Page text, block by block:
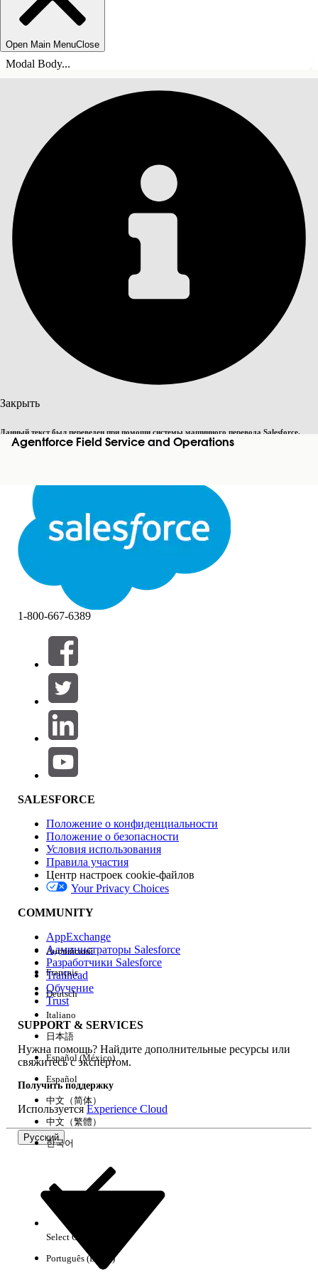
Open Main MenuClose
Modal Body...
Закрыть
Данный текст был переведен при помощи системы машинного перевода Salesforce.
Дополнительные сведения см.здесь .
Переключить на английский
Закрыть
Agentforce Field Service and Operations
СОДЕРЖАНИЕ
Фильтры (0)
ВЫБРАТЬ ФИЛЬТРЫ
Область продуктов
Влияние на функции
Версия
Возможности
Очистить все Готово
Результаты отсутствуют
1-800-667-6389
SALESFORCE
Положение о конфиденциальности
Положение о безопасности
Условия использования
Правила участия
Центр настроек cookie-файлов
Your Privacy Choices
COMMUNITY
AppExchange
Администраторы Salesforce
Разработчики Salesforce
Trailhead
Обучение
Trust
SUPPORT & SERVICES
Нужна помощь? Найдите дополнительные ресурсы или
свяжитесь с экспертом.
Получить поддержку
ИспользуетсяExperience Cloud
Русский
Английский
Français
Deutsch
Italiano
日本語
Español (México)
Español
中文（简体）
中文（繁體）
한국어
Select Org
Português (Brasil)